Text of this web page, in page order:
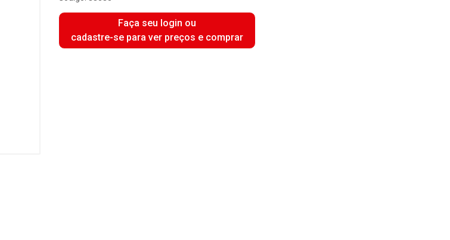
Faça seu login ou
cadastre-se para ver preços e comprar